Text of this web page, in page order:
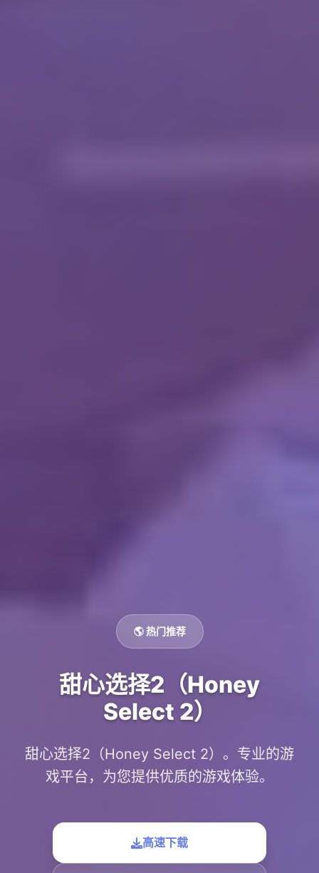
🌎 热门推荐
甜心选择2（Honey
Select 2）
甜心选择2（Honey Select 2）。专业的游
戏平台，为您提供优质的游戏体验。
高速下载